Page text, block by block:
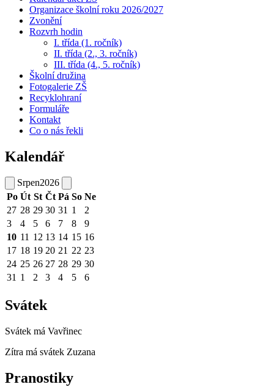
Organizace školní roku 2026/2027
Zvonění
Rozvrh hodin
I. třída (1. ročník)
II. třída (2., 3. ročník)
III. třída (4., 5. ročník)
Školní družina
Fotogalerie ZŠ
Recyklohraní
Formuláře
Kontakt
Co o nás řekli
Kalendář
Srpen2026
Po Út St Čt Pá So Ne
27 28 29 30 31 1
2
3
4 5 6 7 8
9
10 11 12 13 14 15 16
17 18 19 20 21 22 23
24 25 26 27 28 29 30
31 1 2 3 4 5 6
Svátek
Svátek má Vavřinec
Zítra má svátek Zuzana
Pranostiky